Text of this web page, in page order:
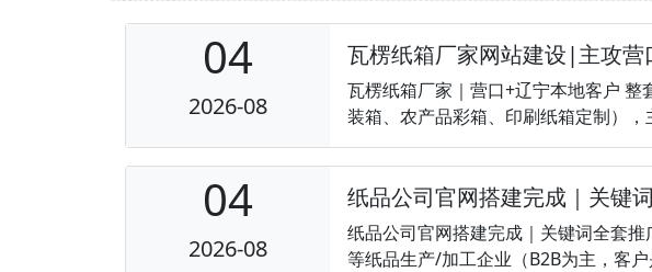
04
2026-08
瓦楞纸箱厂家网站建设|主攻营
瓦楞纸箱厂家｜营口+辽宁本地客户
装箱、农产品彩箱、印刷纸箱定制）
04
2026-08
纸品公司官网搭建完成｜关键
纸品公司官网搭建完成｜关键词全套
等纸品生产/加工企业（B2B为主，客